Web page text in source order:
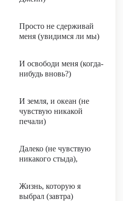
Просто не сдерживай
меня (увидимся ли мы)
И освободи меня (когда-
нибудь вновь?)
И земля, и океан (не
чувствую никакой
печали)
Далеко (не чувствую
никакого стыда),
Жизнь, которую я
выбрал (завтра)